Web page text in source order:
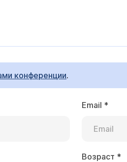
конференции.
Email *
Возраст *